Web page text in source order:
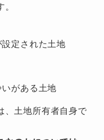
定された土地
がある土地
、土地所有者自身で